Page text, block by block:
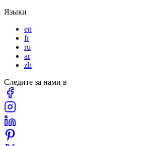
Языки
en
fr
ru
ar
zh
Следите за нами в